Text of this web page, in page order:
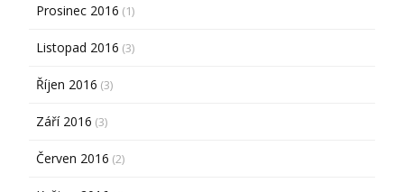
Prosinec 2016 (1)
Listopad 2016 (3)
Říjen 2016 (3)
Září 2016 (3)
Červen 2016 (2)